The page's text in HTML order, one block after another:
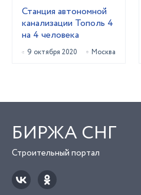
Станция автономной
канализации Тополь 4
на 4 человека
9 октября 2020 Москва
БИРЖА СНГ
Строительный портал